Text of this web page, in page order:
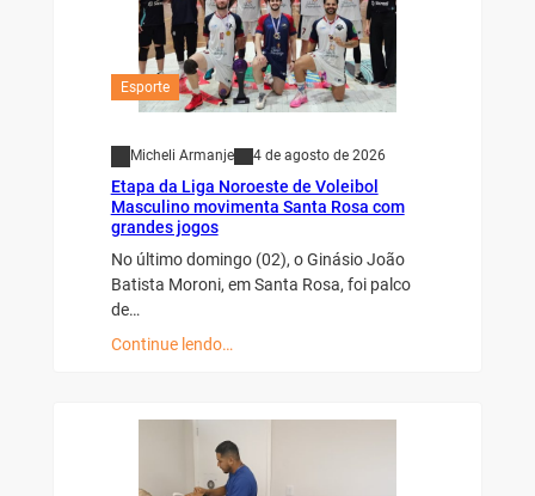
Esporte
Micheli Armanje 4 de agosto de 2026
Etapa da Liga Noroeste de Voleibol
Masculino movimenta Santa Rosa com
grandes jogos
No último domingo (02), o Ginásio João
Batista Moroni, em Santa Rosa, foi palco
de…
Continue lendo…